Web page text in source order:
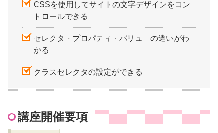
CSSを使用してサイトの文字デザインをコン
トロールできる
セレクタ・プロパティ・バリューの違いがわ
かる
クラスセレクタの設定ができる
講座開催要項